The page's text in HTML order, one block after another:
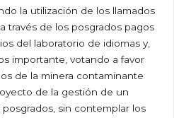
la utilización de los llamados
través de los posgrados pagos
del laboratorio de idiomas y,
importante, votando a favor
de la minera contaminante
de la gestión de un
sin contemplar los